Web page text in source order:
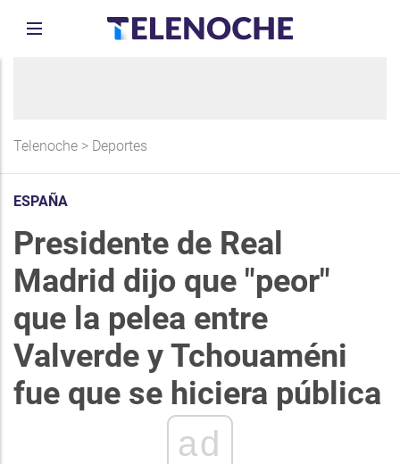
Telenoche > Deportes
ESPAÑA
Presidente de Real
Madrid dijo que "peor"
que la pelea entre
Valverde y Tchouaméni
fue que se hiciera pública
ad